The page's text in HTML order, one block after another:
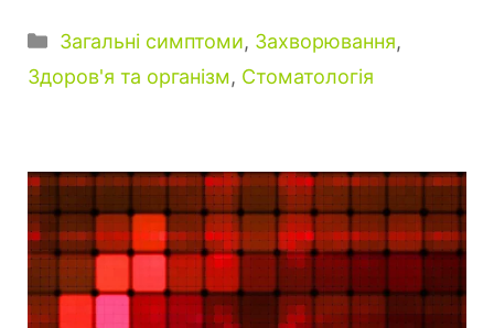
Категорії
Загальні симптоми, Захворювання,
Здоров'я та організм, Стоматологія